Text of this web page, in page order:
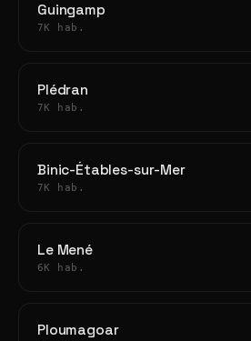
Guingamp
7K hab.
Plédran
7K hab.
Binic-Étables-sur-Mer
7K hab.
Le Mené
6K hab.
Ploumagoar